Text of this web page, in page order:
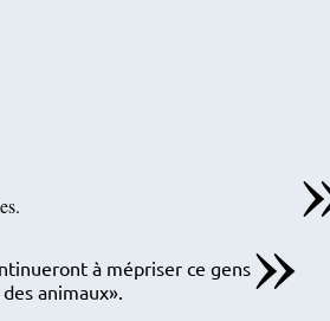
à mépriser ce gens
animaux